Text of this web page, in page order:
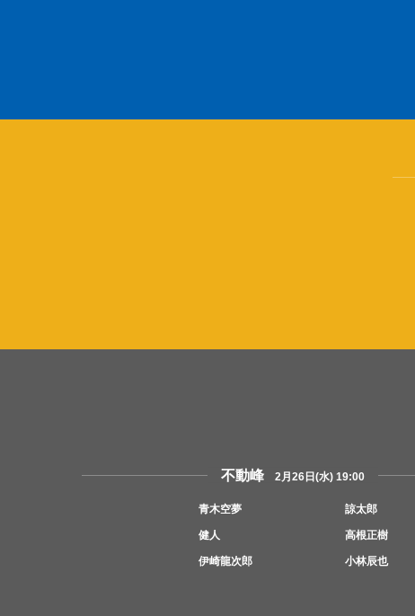
不動峰 2月26日(水) 19:00
青木空夢
健人
伊崎龍次郎
諒太郎
高根正樹
小林辰也